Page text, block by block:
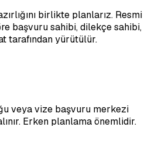
birlikte planlarız. Resmi
başvuru sahibi, dilekçe sahibi,
tarafından yürütülür.
veya vize başvuru merkezi
Erken planlama önemlidir.